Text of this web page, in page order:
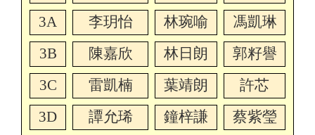
3A
李玥怡 林琬喻
馮凱琳
3B
陳嘉欣 林日朗
郭籽譽
3C
雷凱楠 葉靖朗
許芯
3D
譚允琋 鐘梓謙
蔡紫瑩